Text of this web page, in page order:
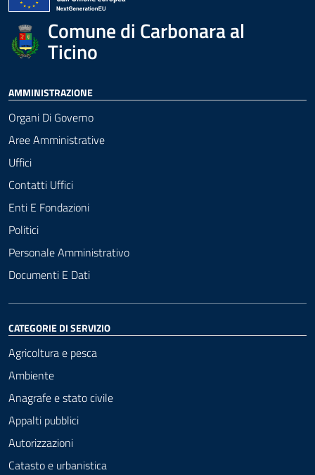
Comune di Carbonara al
Ticino
AMMINISTRAZIONE
Organi Di Governo
Aree Amministrative
Uffici
Contatti Uffici
Enti E Fondazioni
Politici
Personale Amministrativo
Documenti E Dati
CATEGORIE DI SERVIZIO
Agricoltura e pesca
Ambiente
Anagrafe e stato civile
Appalti pubblici
Autorizzazioni
Catasto e urbanistica